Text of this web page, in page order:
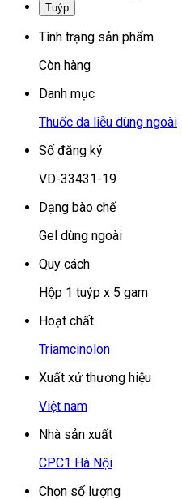
Tuýp
Tình trạng sản phẩm
Còn hàng
Danh mục
Thuốc da liễu dùng ngoài
Số đăng ký
VD-33431-19
Dạng bào chế
Gel dùng ngoài
Quy cách
Hộp 1 tuýp x 5 gam
Hoạt chất
Triamcinolon
Xuất xứ thương hiệu
Việt nam
Nhà sản xuất
CPC1 Hà Nội
Chọn số lượng